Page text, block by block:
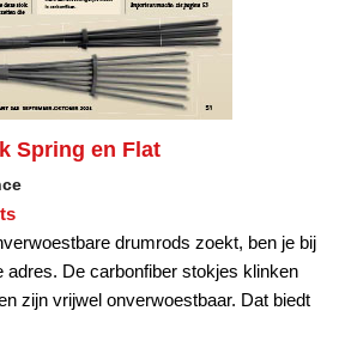
Spring en Flat
drumrods zoekt, ben je bij
adres. De carbonfiber stokjes klinken
zijn vrijwel onverwoestbaar. Dat biedt